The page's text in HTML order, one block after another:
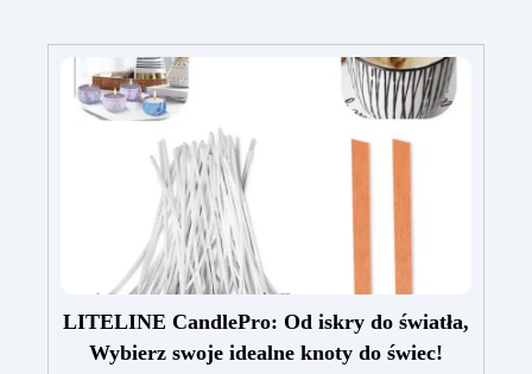
LITELINE CandlePro: Od iskry do światła,
Wybierz swoje idealne knoty do świec!